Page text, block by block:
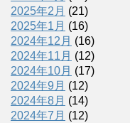
2025年2月 (21)
2025年1月 (16)
2024年12月 (16)
2024年11月 (12)
2024年10月 (17)
2024年9月 (12)
2024年8月 (14)
2024年7月 (12)